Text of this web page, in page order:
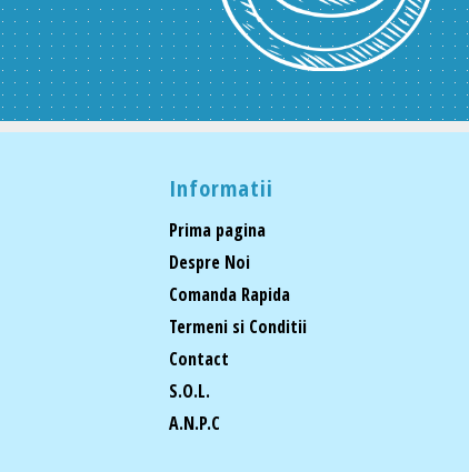
Informatii
Prima pagina
Despre Noi
Comanda Rapida
Termeni si Conditii
Contact
S.O.L.
A.N.P.C